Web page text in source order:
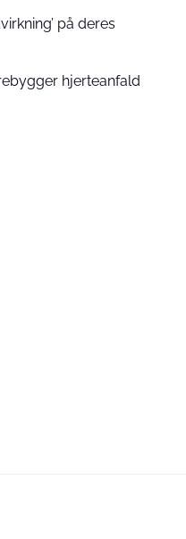
på deres
hjerteanfald